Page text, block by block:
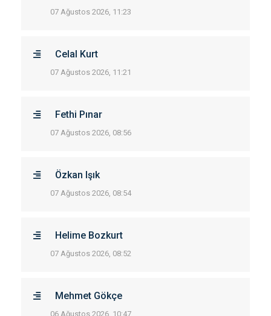
07 Ağustos 2026, 11:23
Celal Kurt
07 Ağustos 2026, 11:21
Fethi Pınar
07 Ağustos 2026, 08:56
Özkan Işık
07 Ağustos 2026, 08:54
Helime Bozkurt
07 Ağustos 2026, 08:52
Mehmet Gökçe
06 Ağustos 2026, 10:47